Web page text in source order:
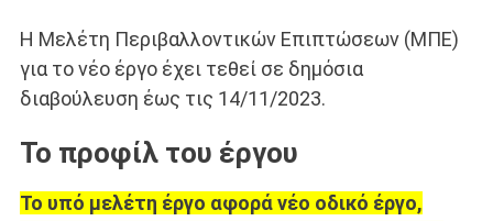
Η Μελέτη Περιβαλλοντικών Επιπτώσεων (ΜΠΕ)
για το νέο έργο έχει τεθεί σε δημόσια
διαβούλευση έως τις 14/11/2023.
Το προφίλ του έργου
Το υπό μελέτη έργο αφορά νέο οδικό έργο,